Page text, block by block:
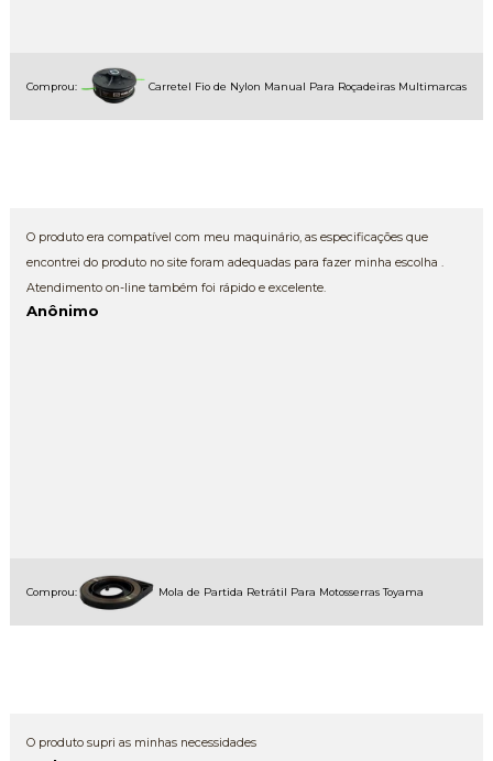
Comprou: Carretel Fio de Nylon Manual Para Roçadeiras Multimarcas
O produto era compatível com meu maquinário, as especificações que
encontrei do produto no site foram adequadas para fazer minha escolha .
Atendimento on-line também foi rápido e excelente.
Anônimo
Comprou: Mola de Partida Retrátil Para Motosserras Toyama
O produto supri as minhas necessidades